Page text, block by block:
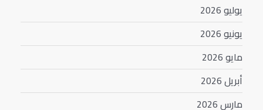
يوليو 2026
يونيو 2026
مايو 2026
أبريل 2026
مارس 2026